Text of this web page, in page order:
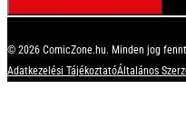
© 2026 ComicZone.hu. Minden jog
Adatkezelési TájékoztatóÁltalános